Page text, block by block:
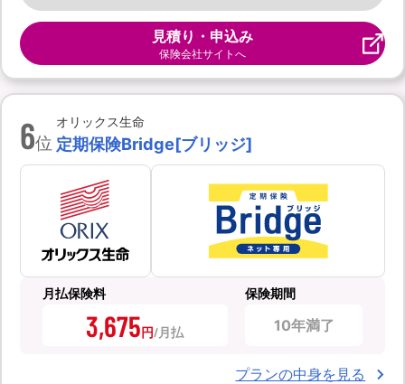
見積り・申込み
保険会社サイトへ
6位
オリックス生命
定期保険Bridge[ブリッジ]
月払保険料
3,675円
保険期間
10年満了
プランの中身を見る